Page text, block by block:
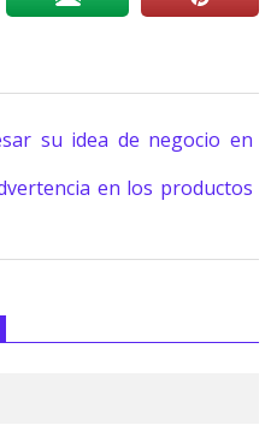
su idea de negocio en
en los productos